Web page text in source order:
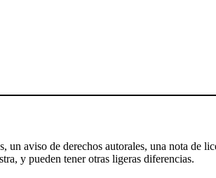
aviso de derechos autorales, una nota de
y pueden tener otras ligeras diferencias.